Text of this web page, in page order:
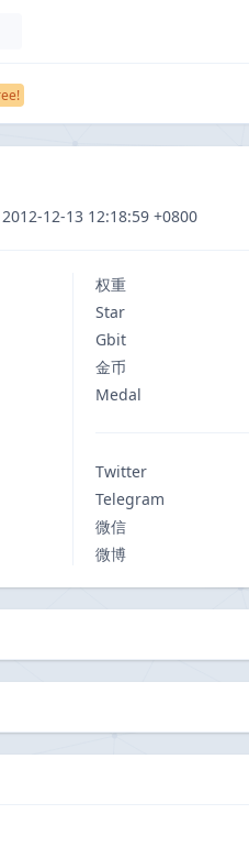
12-13 12:18:59 +0800
权重
Star
Gbit
金币
Medal
Twitter
Telegram
微信
微博